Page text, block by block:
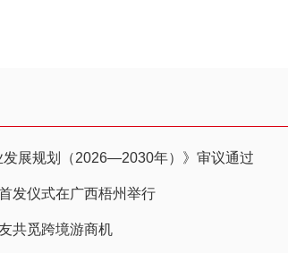
发展规划（2026—2030年）》审议通过
发仪式在广西梧州举行
共觅跨境游商机